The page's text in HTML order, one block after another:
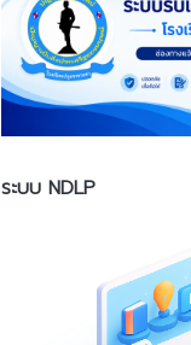
ระบบ NDLP